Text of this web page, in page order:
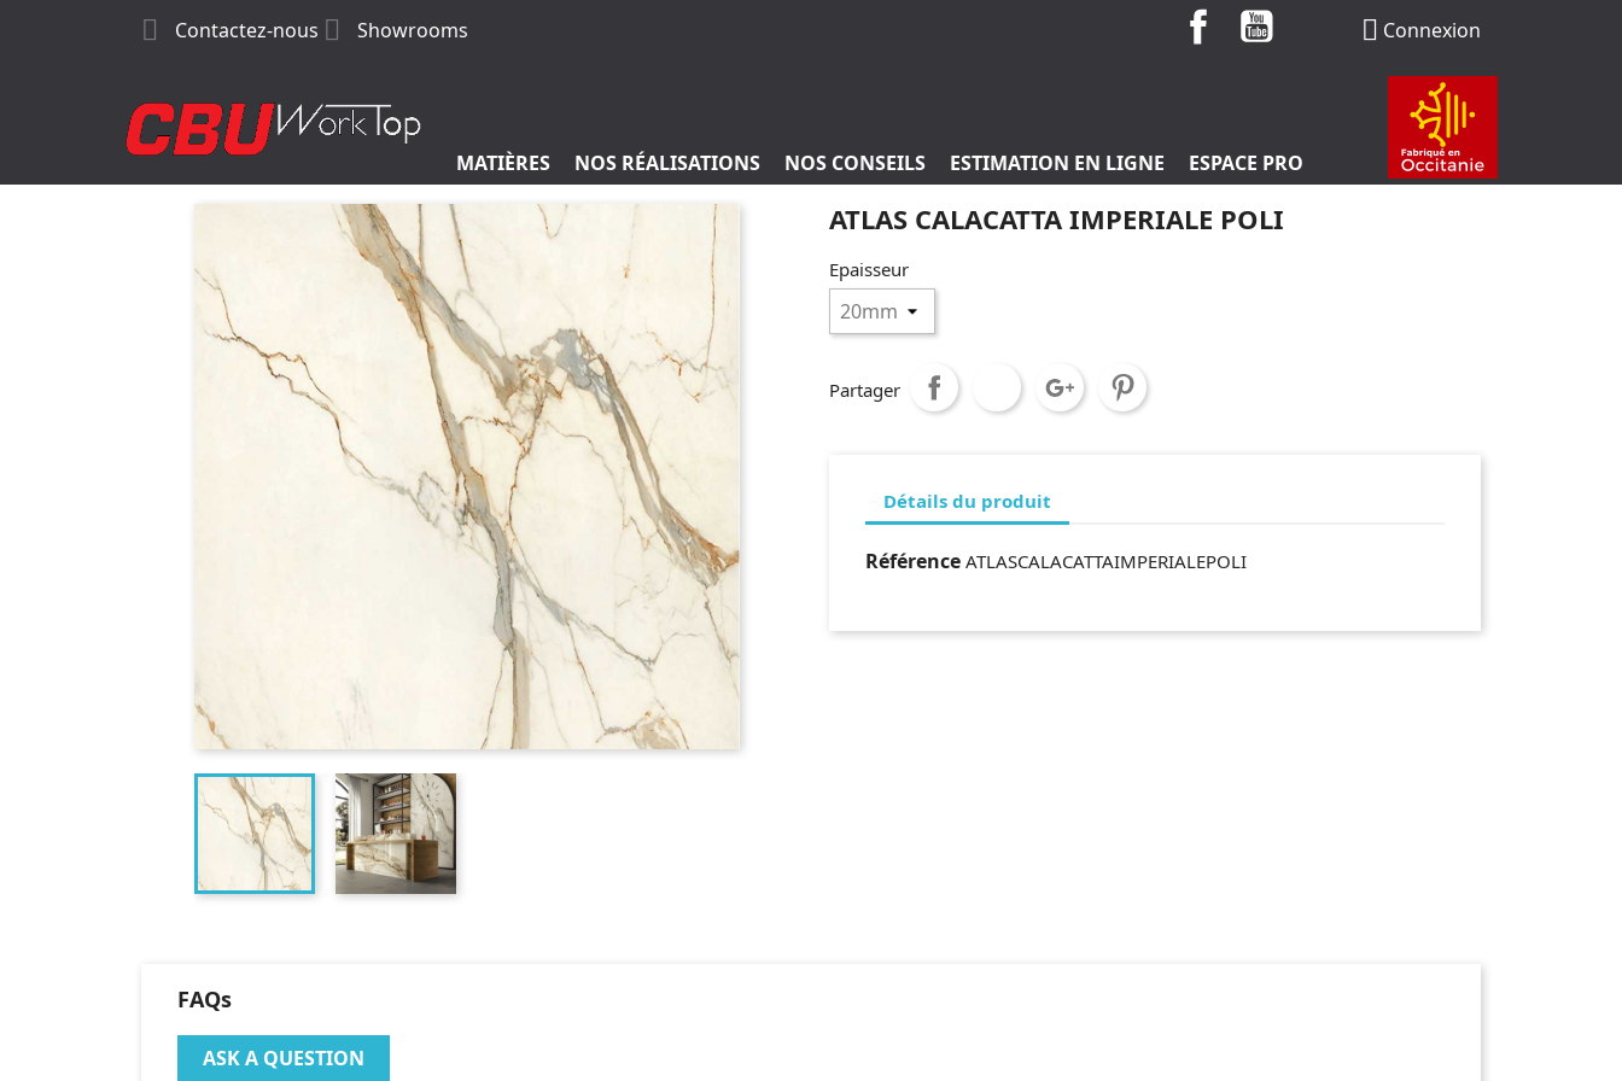
 Contactez-nous  Showrooms
Facebook  Connexion
MATIÈRES NOS RÉALISATIONS NOS CONSEILS ESTIMATION EN LIGNE ESPACE PRO
ATLAS CALACATTA IMPERIALE POLI
Epaisseur
Partager
Détails du produit
Référence ATLASCALACATTAIMPERIALEPOLI
FAQs
ASK A QUESTION